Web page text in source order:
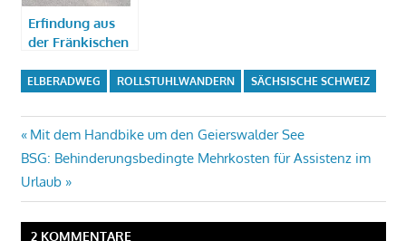
Erfindung aus
der Fränkischen
Offroad-
Rollstuhl
ELBERADWEG ROLLSTUHLWANDERN SÄCHSISCHE SCHWEIZ
Beitragsnavigation
Vorheriger
Beitrag:
Mit dem Handbike um den Geierswalder See
Nächster
Beitrag:
BSG: Behinderungsbedingte Mehrkosten für Assistenz im
Urlaub
2 KOMMENTARE